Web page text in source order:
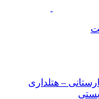
– هتلداری